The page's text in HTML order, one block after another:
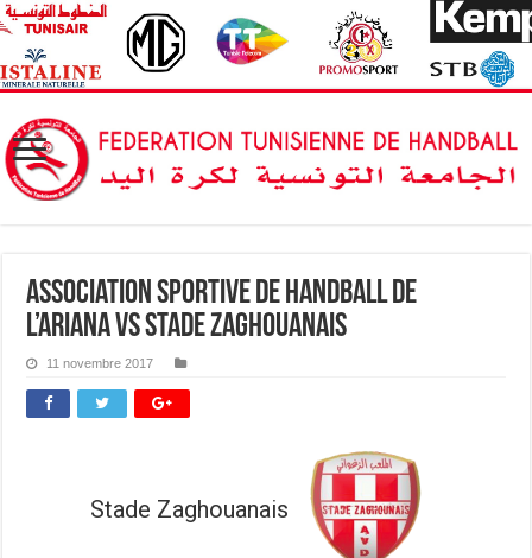
Association Sportive de Handball de
l’Ariana vs Stade Zaghouanais
11 novembre 2017
Stade Zaghouanais